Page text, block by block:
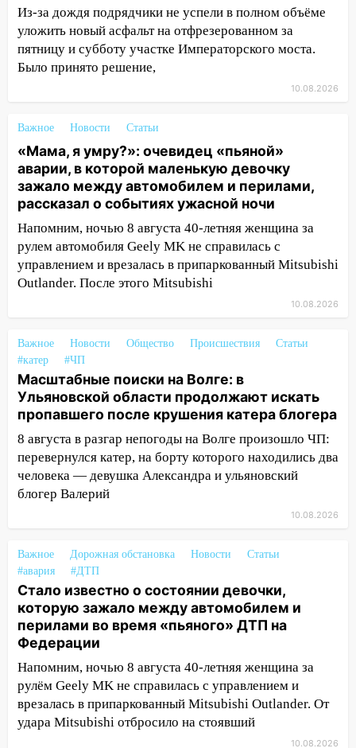
рулем мотоцикла во время ДТП в Новом
городе: в ГАИ прокомментировали
сегодняшнюю аварию
12:59 Губернатор Ульяновской области
12:53
Число погибших в Нижнекамске
выросло до 13 человек, среди них есть
ребенок
12:46 Масштабные поиски на Волге: в
искать пропавшего после крушения
катера блогера
11:53 Стало известно о состоянии
«пьяного» ДТП на Федерации
11:29
Сергей Клопков назначен
начальником управления
административно-технического
контроля администрации Ульяновска
11:12 В Ульяновской области в огне
погиб один человек
11:05
12 человек погибли и 39 получили
ранения после атаки беспилотников на
10:51
В Ульяновской области
перехвачены четыре беспилотника
10:15 Соцсети: мотоциклист врезался в
«Калину» в Новом городе
10:11 Во время атаки беспилотников в
Нижнекамске погибли люди: в
республике объявили траур
10:06 За выходные выпало больше
месячной нормы осадков и упало 111
Из-за дождя подрядчики не успели в полном объёме
уложить новый асфальт на отфрезерованном за
пятницу и субботу участке Императорского моста.
Было принято решение,
10.08.2026
Важное Новости Статьи
«Мама, я умру?»: очевидец «пьяной»
аварии, в которой маленькую девочку
зажало между автомобилем и перилами,
рассказал о событиях ужасной ночи
Напомним, ночью 8 августа 40-летняя женщина за
рулем автомобиля Geely MK не справилась с
управлением и врезалась в припаркованный Mitsubishi
Outlander. После этого Mitsubishi
10.08.2026
Важное Новости Общество Происшествия
Статьи
#катер
#ЧП
Масштабные поиски на Волге: в
Ульяновской области продолжают искать
пропавшего после крушения катера блогера
8 августа в разгар непогоды на Волге произошло ЧП:
перевернулся катер, на борту которого находились два
человека — девушка Александра и ульяновский
блогер Валерий
10.08.2026
Важное Дорожная обстановка Новости
Статьи
#авария
#ДТП
Стало известно о состоянии девочки,
которую зажало между автомобилем и
перилами во время «пьяного» ДТП на
Федерации
Напомним, ночью 8 августа 40-летняя женщина за
рулём Geely MK не справилась с управлением и
врезалась в припаркованный Mitsubishi Outlander. От
удара Mitsubishi отбросило на стоявший
10.08.2026